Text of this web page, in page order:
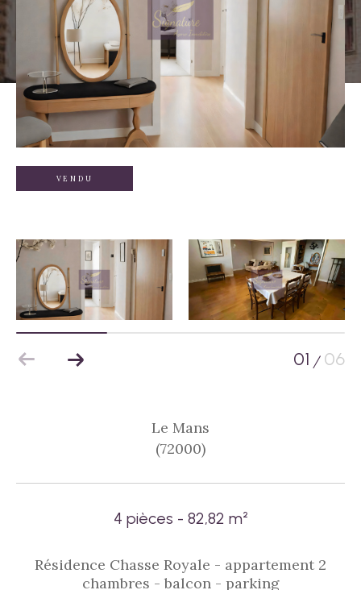
VENDU
01 / 06
Le Mans
(72000)
4 pièces - 82,82 m²
Résidence Chasse Royale - appartement 2
chambres - balcon - parking